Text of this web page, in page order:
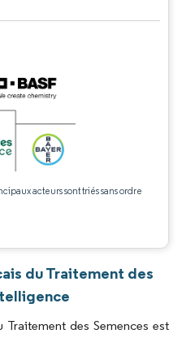
acteurs sont triés sans ordre
du Traitement des
des Semences est